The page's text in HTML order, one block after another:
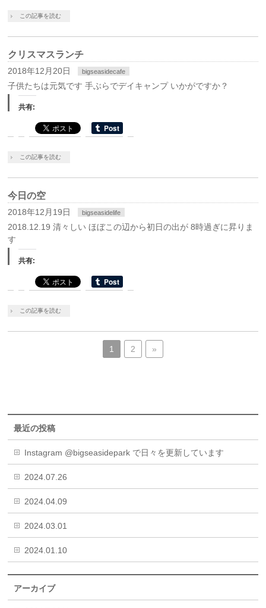
この記事を読む
クリスマスランチ
2018年12月20日 bigseasidecafe
子供たちは元気です 手ぶらでデイキャンプ いかがですか？
共有:
この記事を読む
今日の空
2018年12月19日 bigseasidelife
2018.12.19 清々しい ほぼこの辺から初日の出が 8時過ぎに昇りま
す
共有:
この記事を読む
1 2 »
最近の投稿
Instagram @bigseasidepark で日々を更新しています
2024.07.26
2024.04.09
2024.03.01
2024.01.10
アーカイブ